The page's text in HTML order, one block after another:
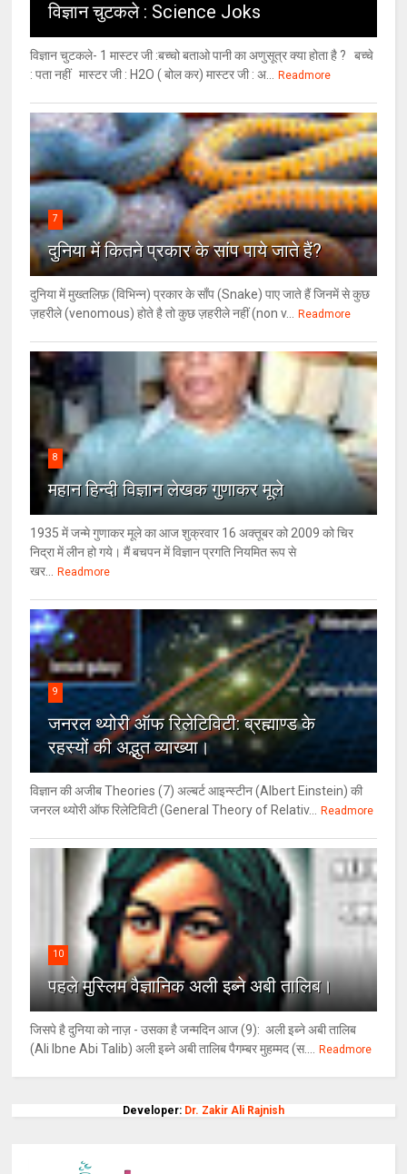
विज्ञान चुटकले : Science Joks
विज्ञान चुटकले- 1 मास्टर जी :बच्चो बताओ पानी का अणुसूत्र क्या होता है ? बच्चे
: पता नहीं मास्टर जी : H2O ( बोल कर) मास्टर जी : अ...
Readmore
7
दुनिया में कितने प्रकार के सांप पाये जाते हैं?
दुनिया में मुख्तलिफ़ (विभिन्न) प्रकार के साँप (Snake) पाए जाते हैं जिनमें से कुछ
ज़हरीले (venomous) होते है तो कुछ ज़हरीले नहीं (non v...
Readmore
8
महान हिन्दी विज्ञान लेखक गुणाकर मूले
1935 में जन्मे गुणाकर मूले का आज शुक्रवार 16 अक्तूबर को 2009 को चिर
निद्रा में लीन हो गये। मैं बचपन में विज्ञान प्रगति नियमित रूप से
खर...
Readmore
9
जनरल थ्‍योरी ऑफ रिलेटिविटी: ब्रह्माण्‍ड के
रहस्‍यों की अद्भुत व्‍याख्‍या।
विज्ञान की अजीब Theories (7) अल्‍बर्ट आइन्स्टीन (Albert Einstein) की
जनरल थ्योरी ऑफ रिलेटिविटी (General Theory of Relativ...
Readmore
10
पहले मुस्लिम वैज्ञानिक अली इब्ने अबी तालिब।
जिसपे है दुनिया को नाज़ - उसका है जन्मदिन आज (9): अली इब्ने अबी तालिब
(Ali Ibne Abi Talib) अली इब्ने अबी तालिब पैगम्बर मुहम्मद (स....
Readmore
Developer: Dr. Zakir Ali Rajnish